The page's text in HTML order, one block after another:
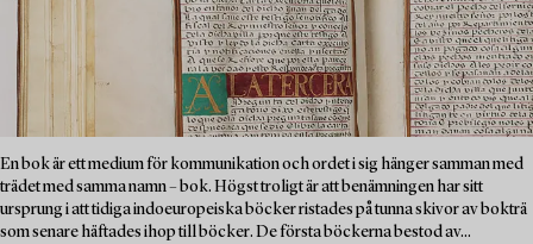
En bok är ett medium för kommunikation och ordet i sig hänger samman med
trädet med samma namn – bok. Högst troligt är att benämningen har sitt
ursprung i att tidiga indoeuropeiska böcker ristades på tunna skivor av bokträ
som senare häftades ihop till böcker. De första böckerna bestod av...